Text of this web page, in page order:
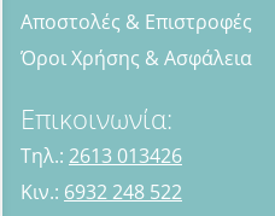
Αποστολές & Επιστροφές
Όροι Χρήσης & Ασφάλεια
Επικοινωνία:
Τηλ.: 2613 013426
Κιν.: 6932 248 522